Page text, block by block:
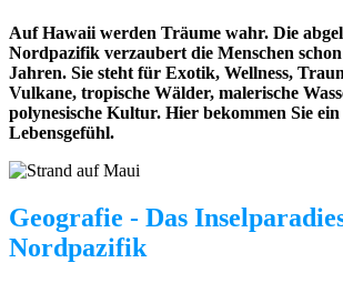
Auf Hawaii werden Träume wahr. Die
Nordpazifik verzaubert die Menschen
Jahren. Sie steht für Exotik, Wellness,
Vulkane, tropische Wälder, malerische
polynesische Kultur. Hier bekommen Sie ein
Lebensgefühl.
Geografie - Das
Nordpazifik